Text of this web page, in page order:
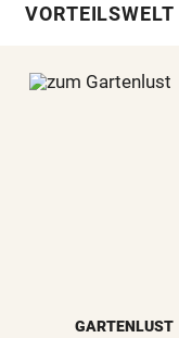
GARTENLUST